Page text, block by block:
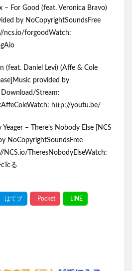
– For Good (feat. Veronica Bravo)
by NoCopyrightSoundsFree
ncs.io/forgoodWatch:
(feat. Daniel Levi) (Affe & Cole
provided by
Download/Stream:
http://youtu.be/
– There’s Nobody Else [NCS
NoCopyrightSoundsFree
TheresNobodyElseWatch:
る